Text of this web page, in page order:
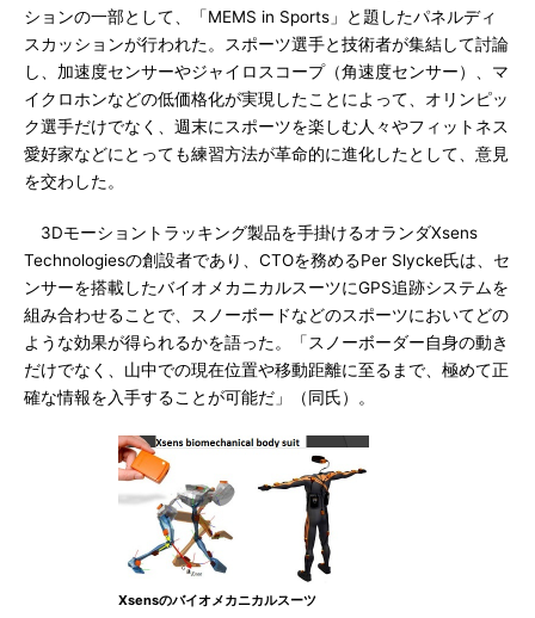
ションの一部として、「MEMS in Sports」と題したパネルディ
スカッションが行われた。スポーツ選手と技術者が集結して討論
し、加速度センサーやジャイロスコープ（角速度センサー）、マ
イクロホンなどの低価格化が実現したことによって、オリンピッ
ク選手だけでなく、週末にスポーツを楽しむ人々やフィットネス
愛好家などにとっても練習方法が革命的に進化したとして、意見
を交わした。
3Dモーショントラッキング製品を手掛けるオランダXsens
Technologiesの創設者であり、CTOを務めるPer Slycke氏は、セ
ンサーを搭載したバイオメカニカルスーツにGPS追跡システムを
組み合わせることで、スノーボードなどのスポーツにおいてどの
ような効果が得られるかを語った。「スノーボーダー自身の動き
だけでなく、山中での現在位置や移動距離に至るまで、極めて正
確な情報を入手することが可能だ」（同氏）。
Xsensのバイオメカニカルスーツ